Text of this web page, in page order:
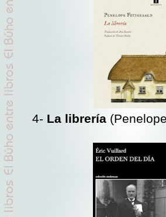
4- La librería